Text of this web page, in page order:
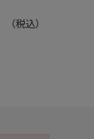
（税込）